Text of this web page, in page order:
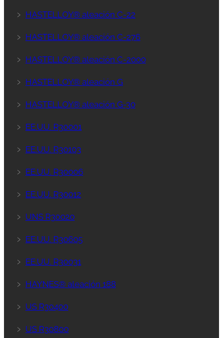
﹥ HASTELLOY® aleación C-22
﹥ HASTELLOY® aleación C-276
﹥ HASTELLOY® aleación C-2000
﹥ HASTELLOY® aleación G
﹥ HASTELLOY® aleación G-30
﹥ EE.UU. R30001
﹥ EE.UU. R30103
﹥ EE.UU. R30006
﹥ EE.UU. R30012
﹥ UNS R30020
﹥ EE.UU. R30605
﹥ EE.UU. R30031
﹥ HAYNES® aleación 188
﹥ US R30400
﹥ US R30800